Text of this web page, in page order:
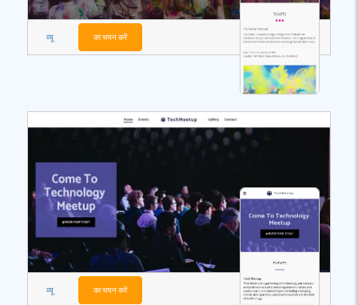
व्यू का चयन करें
व्यू का चयन करें